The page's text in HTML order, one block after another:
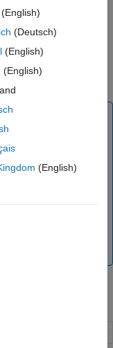
有する複雑なロボット
なります。
®と Simulink
ノード用の CUDA
方から生成できます。
SSH 接続を介してタ
イルを転送する必要
がターゲット
を実行するには、ター
必要があります。
(Deutsch)
(English)
(English)
(English)